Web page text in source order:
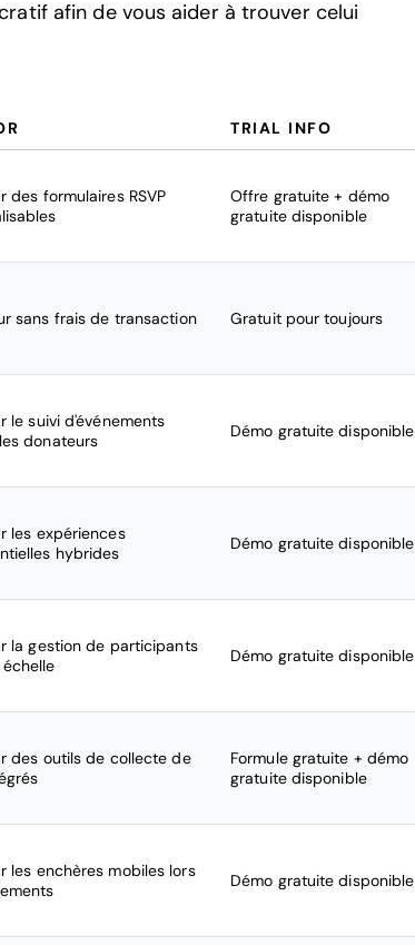
afin de vous aider à trouver celui
TRIAL INFO
des formulaires RSVP
Offre gratuite + démo
gratuite disponible
sans frais de transaction Gratuit pour toujours
le suivi d'événements
donateurs
Démo gratuite disponible
les expériences
hybrides
Démo gratuite disponible
la gestion de participants
Démo gratuite disponible
des outils de collecte de
Formule gratuite + démo
gratuite disponible
les enchères mobiles lors
Démo gratuite disponible